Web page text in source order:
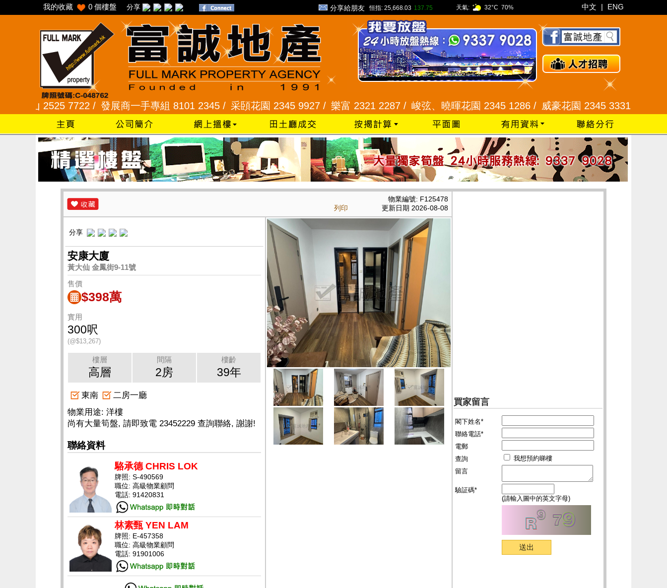
我的收藏 0 個樓盤 分享 分享給朋友 恒指: 25,668.03 137.75 天氣: 32°C 70% 中文 | ENG
山 2525 7722 /發展商一手專組 8101 2345 /采頣花園 2345 9927 /樂富 2321 2287 /峻弦、曉暉花園 2345 1286 /威豪花園 2345 3331 /星河明居
列印
物業編號: F125478
更新日期 2026-08-08
買家留言
閣下姓名*
聯絡電話*
電郵
查詢
我想預約睇樓
留言
驗証碼*
(請輸入圖中的英文字母)
分享
安康大廈
黃大仙 金鳳街9-11號
售價
$398萬
實用
300呎
(@$13,267)
樓層
高層
間隔
2房
樓齡
39年
東南
二房一廳
物業用途: 洋樓
尚有大量筍盤, 請即致電 23452229 查詢聯絡, 謝謝!
聯絡資料
駱承德 CHRIS LOK
牌照: S-490569
職位: 高級物業顧問
電話: 91420831
林素甄 YEN LAM
牌照: E-457358
職位: 高級物業顧問
電話: 91901006